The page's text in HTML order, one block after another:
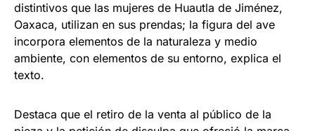
distintivos que las mujeres de Huautla de Jiménez,
Oaxaca, utilizan en sus prendas; la figura del ave
incorpora elementos de la naturaleza y medio
ambiente, con elementos de su entorno, explica el
texto.
Destaca que el retiro de la venta al público de la